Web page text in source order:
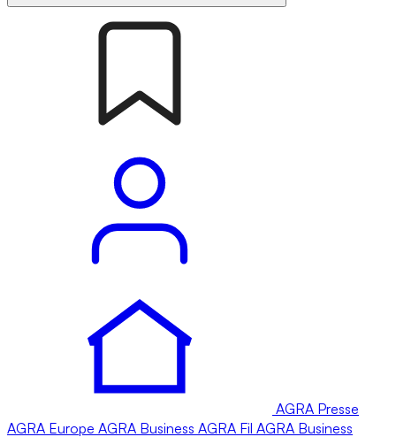
AGRA Presse
AGRA Europe AGRA Business AGRA Fil AGRA Business